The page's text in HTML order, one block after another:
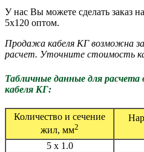
У нас Вы можете сделать заказ
5х120 оптом.
Продажа кабеля КГ возможна
расчет. Уточните стоимость
Табличные данные для расчета
кабеля КГ:
Количество и сечение
жил, мм2
5 x 1.0